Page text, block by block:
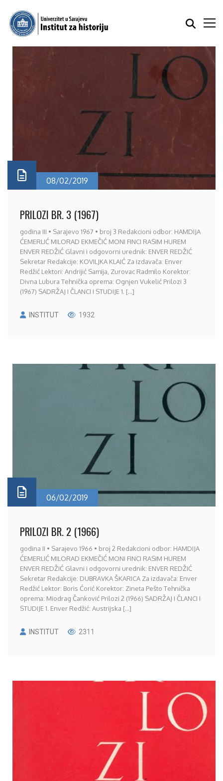
08/02/2019
PRILOZI BR. 3 (1967)
godina III • Sarajevo 1967 • broj 3 Redakcioni odbor: HAMDIJA
ĆEMERLIĆ MILORAD EKMEČIĆ MONI FINCI RASIM HUREM
ENVER REDŽIĆ Glavni i odgovorni urednik: ENVER REDŽIĆ
Sekretar Redakcije: KOVILJKA KLAIĆ Za izdavača: Enver
Redžić Lektori: Andrijić Samija, Zurovac Radmilo Korektor:
Divna Lubura Tehnička oprema: Ognjen Vukelić Prilozi 3
(1967) SADRŽAJ I ČLANCI I STUDIJE 1. [...]
INSTITUT 1932
06/02/2019
PRILOZI BR. 2 (1966)
godina II • Sarajevo 1966 • broj 2 Redakcioni odbor: HAMDIJA
ĆEMERLIĆ MILORAD EKMEČIĆ MONI FINCI RASIM HUREM
ENVER REDŽIĆ Glavni i odgovorni urednik: ENVER REDŽIĆ
Sekretar Redakcije: DUBRAVKA ŠKARICA Za izdavača: Enver
Redžić Lektor: Boris Ćorić Korektor: Zineta Pešto Tehnička
oprema: Miodrag Čanković Prilozi 2 (1966) SADRŽAJ I ČLANCI I
STUDIJE 1. Enver Redžić: Austrijska [...]
INSTITUT 2311